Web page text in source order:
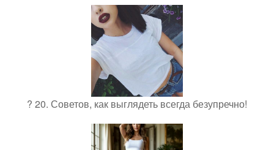
? 20. Советов, как выглядеть всегда безупречно!